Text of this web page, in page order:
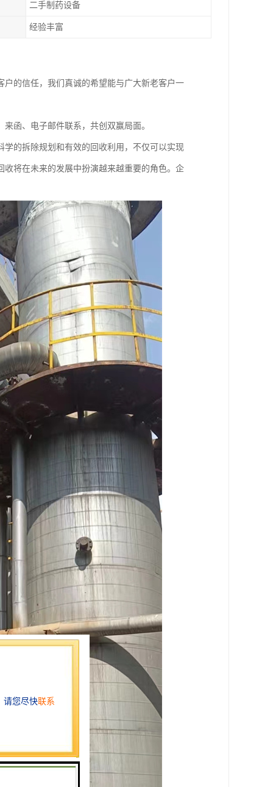
二手制药设备
经验丰富
的信任，我们真诚的希望能与广大新老客户一
函、电子邮件联系，共创双赢局面。
的拆除规划和有效的回收利用，不仅可以实现
将在未来的发展中扮演越来越重要的角色。企